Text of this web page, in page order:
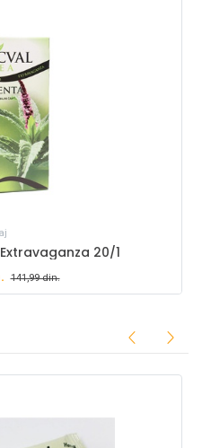
20/1
141,99din.